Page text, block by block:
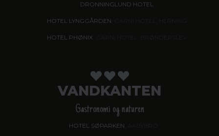
DRONNINGLUND HOTEL
HOTEL LYNGGÅRDEN
HOTEL PHØNIX
VANDKANTEN
Gastronomi og naturen
HOTEL SØPARKEN